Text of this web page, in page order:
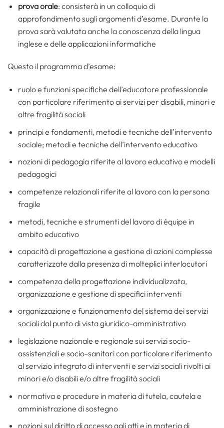
prova orale: consisterà in un colloquio di
approfondimento sugli argomenti d’esame. Durante la
prova sarà valutata anche la conoscenza della lingua
inglese e delle applicazioni informatiche
Questo il programma d’esame:
ruolo e funzioni specifiche dell’educatore professionale
con particolare riferimento ai servizi per disabili, minori e
altre fragilità sociali
principi e fondamenti, metodi e tecniche dell’intervento
sociale; metodi e tecniche dell’intervento educativo
nozioni di pedagogia riferite al lavoro educativo e modelli
pedagogici
competenze relazionali riferite al lavoro con la persona
fragile
metodi, tecniche e strumenti del lavoro di équipe in
ambito educativo
capacità di progettazione e gestione di azioni complesse
caratterizzate dalla presenza di molteplici interlocutori
competenza della progettazione individualizzata,
organizzazione e gestione di specifici interventi
organizzazione e funzionamento del sistema dei servizi
sociali dal punto di vista giuridico-amministrativo
legislazione nazionale e regionale sui servizi socio-
assistenziali e socio-sanitari con particolare riferimento
al servizio integrato di interventi e servizi sociali rivolti ai
minori e/o disabili e/o altre fragilità sociali
normativa e procedure in materia di tutela, cautela e
amministrazione di sostegno
nozioni sul diritto di accesso agli atti e in materia di